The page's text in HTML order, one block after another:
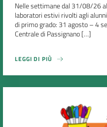
Nelle settimane dal 31/08/26
laboratori estivi rivolti agli
di primo grado: 31 agosto – 4
Centrale di Passignano […]
LEGGI DI PIÙ